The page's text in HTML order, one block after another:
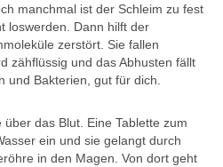
manchmal ist der Schleim zu fest
loswerden. Dann hilft der
zerstört. Sie fallen
zähflüssig und das Abhusten fällt
und Bakterien, gut für dich.
das Blut. Eine Tablette zum
ein und sie gelangt durch
in den Magen. Von dort geht